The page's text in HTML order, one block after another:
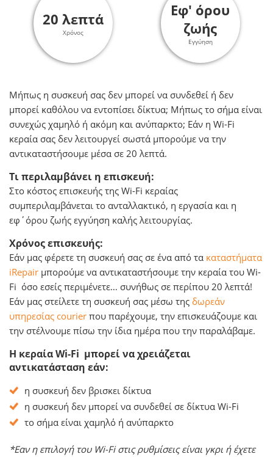
20 λεπτά
Χρόνος
Εφ' όρου
ζωής
Εγγύηση
Μήπως η συσκευή σας δεν μπορεί να συνδεθεί ή δεν
μπορεί καθόλου να εντοπίσει δίκτυα; Mήπως το σήμα είναι
συνεχώς χαμηλό ή ακόμη και ανύπαρκτο; Εάν η Wi-Fi
κεραία σας δεν λειτουργεί σωστά μπορούμε να την
αντικαταστήσουμε μέσα σε 20 λεπτά.
Τι περιλαμβάνει η επισκευή:
Στο κόστος επισκευής της Wi-Fi κεραίας
συμπεριλαμβάνεται το ανταλλακτικό, η εργασία και η
εφ΄όρου ζωής εγγύηση καλής λειτουργίας.
Χρόνος επισκευής:
Εάν μας φέρετε τη συσκευή σας σε ένα από τα καταστήματα
iRepair μπορούμε να αντικαταστήσουμε την κεραία του Wi-
Fi όσο εσείς περιμένετε… συνήθως σε περίπου 20 λεπτά!
Εάν μας στείλετε τη συσκευή σας μέσω της δωρεάν
υπηρεσίας courier που παρέχουμε, την επισκευάζουμε και
την στέλνουμε πίσω την ίδια ημέρα που την παραλάβαμε.
Η κεραία Wi-Fi μπορεί να χρειάζεται
αντικατάσταση εάν:
η συσκευή δεν βρισκει δίκτυα
η συσκευή δεν μπορεί να συνδεθεί σε δίκτυα Wi-Fi
το σήμα είναι χαμηλό ή ανύπαρκτο
*Εαν η επιλογή του Wi-Fi στις ρυθμίσεις είναι γκρι ή έχετε